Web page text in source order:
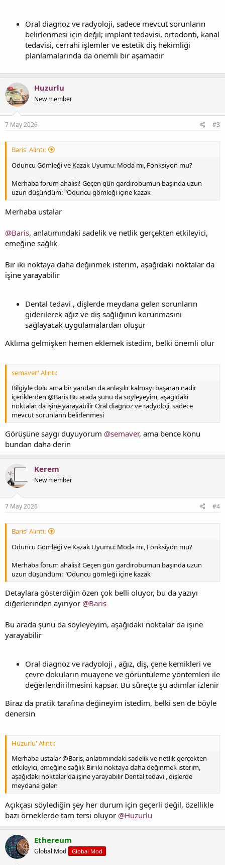
Oral diagnoz ve radyoloji, sadece mevcut sorunların
belirlenmesi için değil; implant tedavisi, ortodonti, kanal
tedavisi, cerrahi işlemler ve estetik diş hekimliği
planlamalarında da önemli bir aşamadır
Huzurlu
New member
7 May 2026 #3
Baris' Alıntı:
Oduncu Gömleği ve Kazak Uyumu: Moda mı, Fonksiyon mu?
Merhaba forum ahalisi! Geçen gün gardırobumun başında uzun
uzun düşündüm: "Oduncu gömleği içine kazak
Merhaba ustalar
@Baris, anlatımındaki sadelik ve netlik gerçekten etkileyici,
emeğine sağlık
Bir iki noktaya daha değinmek isterim, aşağıdaki noktalar da
işine yarayabilir
Dental tedavi , dişlerde meydana gelen sorunların
giderilerek ağız ve diş sağlığının korunmasını
sağlayacak uygulamalardan oluşur
Aklıma gelmişken hemen eklemek istedim, belki önemli olur
semaver' Alıntı:
Bilgiyle dolu ama bir yandan da anlaşılır kalmayı başaran nadir
içeriklerden @Baris Bu arada şunu da söyleyeyim, aşağıdaki
noktalar da işine yarayabilir Oral diagnoz ve radyoloji, sadece
mevcut sorunların belirlenmesi
Görüşüne saygı duyuyorum @semaver, ama bence konu
bundan daha derin
Kerem
New member
7 May 2026 #4
Baris' Alıntı:
Oduncu Gömleği ve Kazak Uyumu: Moda mı, Fonksiyon mu?
Merhaba forum ahalisi! Geçen gün gardırobumun başında uzun
uzun düşündüm: "Oduncu gömleği içine kazak
Detaylara gösterdiğin özen çok belli oluyor, bu da yazıyı
diğerlerinden ayırıyor @Baris
Bu arada şunu da söyleyeyim, aşağıdaki noktalar da işine
yarayabilir
Oral diagnoz ve radyoloji , ağız, diş, çene kemikleri ve
çevre dokuların muayene ve görüntüleme yöntemleri ile
değerlendirilmesini kapsar. Bu süreçte şu adımlar izlenir
Biraz da pratik tarafına değineyim istedim, belki sen de böyle
denersin
Huzurlu' Alıntı:
Merhaba ustalar @Baris, anlatımındaki sadelik ve netlik gerçekten
etkileyici, emeğine sağlık Bir iki noktaya daha değinmek isterim,
aşağıdaki noktalar da işine yarayabilir Dental tedavi , dişlerde
meydana gelen
Açıkçası söylediğin şey her durum için geçerli değil, özellikle
bazı örneklerde tam tersi oluyor @Huzurlu
Ethereum
Global Mod Global Mod